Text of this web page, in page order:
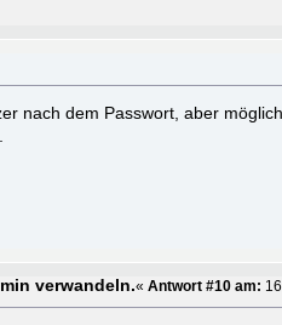
nach dem Passwort, aber
verwandeln.«Antwort #10 am: